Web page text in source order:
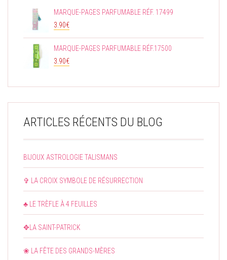
MARQUE-PAGES PARFUMABLE RÉF. 17499
3.90€
MARQUE-PAGES PARFUMABLE RÉF.17500
3.90€
ARTICLES RÉCENTS DU BLOG
BIJOUX ASTROLOGIE TALISMANS
✞ LA CROIX SYMBOLE DE RÉSURRECTION
♣ LE TRÈFLE À 4 FEUILLES
✥LA SAINT-PATRICK
❀ LA FÊTE DES GRANDS-MÈRES